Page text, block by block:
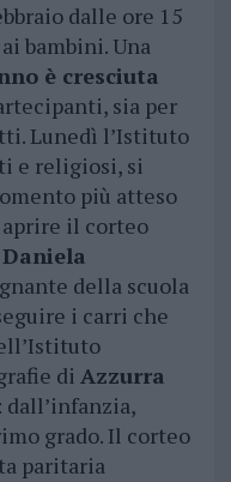
dalle ore 15
bambini. Una
è cresciuta
sia per
Lunedì l’Istituto
e religiosi, si
più atteso
il corteo
Daniela
della scuola
i carri che
di Azzurra
dall’infanzia,
grado. Il corteo
paritaria